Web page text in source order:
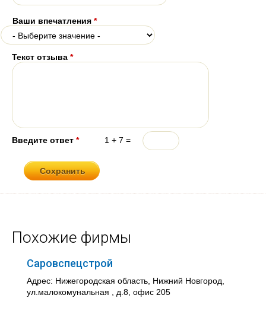
Ваши впечатления *
Текст отзыва *
Введите ответ * 1 + 7 =
Похожие фирмы
Саровспецстрой
Адрес: Нижегородская область, Нижний Новгород,
ул.малокомунальная , д.8, офис 205